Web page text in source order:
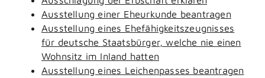
Ausstellung einer Eheurkunde beantragen
Ausstellung eines Ehefähigkeitszeugnisses
für deutsche Staatsbürger, welche nie einen
Wohnsitz im Inland hatten
Ausstellung eines Leichenpasses beantragen